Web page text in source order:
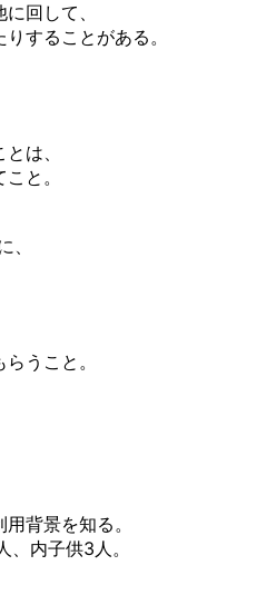
回して、
することがある。
は、
と。
、
うこと。
背景を知る。
内子供3人。